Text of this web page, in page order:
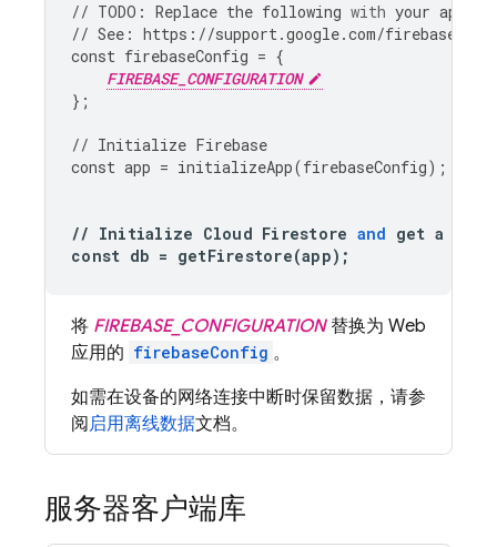
// TODO : Replace the following with your app
// See : https : //support.google.com/firebase
const firebaseConfig = {
FIREBASE_CONFIGURATION
};
// Initialize Firebase
const app = initializeApp(firebaseConfig);
// Initialize Cloud Firestore and get a
const db = getFirestore(app);
将 FIREBASE_CONFIGURATION替换为 Web
应用的 firebaseConfig 。
如需在设备的网络连接中断时保留数据，请参
阅启用离线数据文档。
服务器客户端库